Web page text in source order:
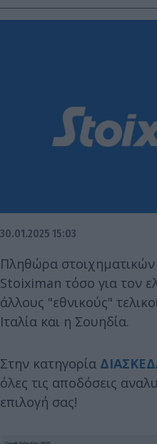
30.01.2025 15:03
Πληθώρα
Stoiximan τόσο για τον
άλλους "εθνικούς"
Ιταλία και η Σουηδία.
Στην κατηγορία
όλες τις αποδόσεις
επιλογή σας!